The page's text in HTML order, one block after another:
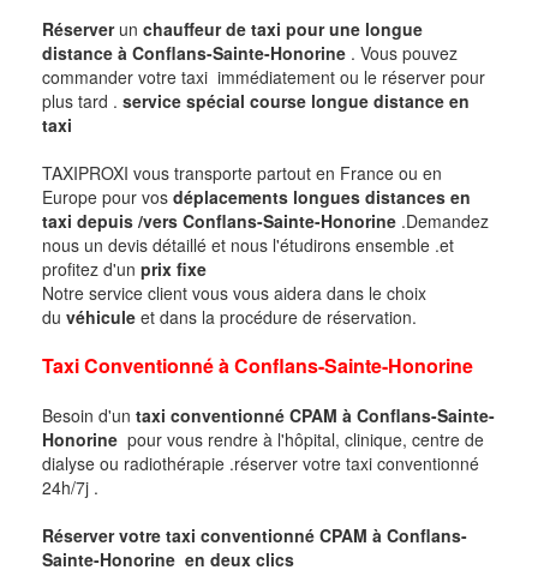
Réserverun chauffeur de taxi pour une longue
distance à Conflans-Sainte-Honorine . Vous pouvez
commander votre taxi immédiatement ou le réserver pour
plus tard . service spécial course longue distance en
taxi
TAXIPROXI vous transporte partout en France ou en
Europe pour vos déplacements longues distances en
taxi depuis /vers Conflans-Sainte-Honorine .Demandez
nous un devis détaillé et nous l'étudirons ensemble .et
profitez d'un prix fixe
Notre service client vous vous aidera dans le choix
du véhicule et dans la procédure de réservation.
Taxi Conventionné àConflans-Sainte-Honorine
Besoin d'un taxi conventionné CPAM à Conflans-Sainte-
Honorine pour vous rendre à l'hôpital, clinique, centre de
dialyse ou radiothérapie .réserver votre taxi conventionné
24h/7j .
Réserver votre taxi conventionné CPAM à Conflans-
Sainte-Honorine en deux clics